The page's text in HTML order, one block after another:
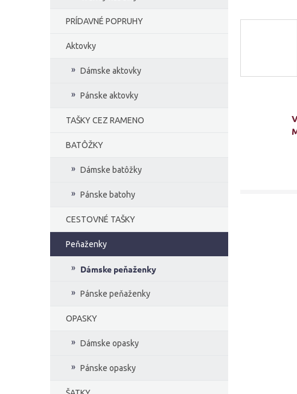
PRÍDAVNÉ POPRUHY
Aktovky
Dámske aktovky
Pánske aktovky
TAŠKY CEZ RAMENO
BATÔŽKY
Dámske batôžky
Pánske batohy
CESTOVNÉ TAŠKY
Peňaženky
Dámske peňaženky
Pánske peňaženky
OPASKY
Dámske opasky
Pánske opasky